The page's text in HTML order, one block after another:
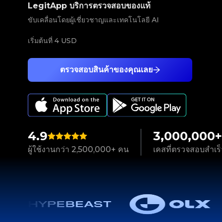
4.9
ผู้ใช้งานกว่า 2,500,000+ คน
3,000,000+
เคสที่ตรวจสอบสำเ
ตรวจสอบสินค้าของคุณเลย
LegitApp บริการตรวจสอบของแท้
ขับเคลื่อนโดยผู้เชี่ยวชาญและเทคโนโลยี AI
เริ่มต้นที่ 4 USD